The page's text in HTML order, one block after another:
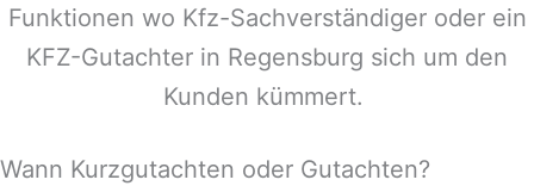
Funktionen wo Kfz-Sachverständiger oder ein
KFZ-Gutachter in Regensburg sich um den
Kunden kümmert.
Wann Kurzgutachten oder Gutachten?